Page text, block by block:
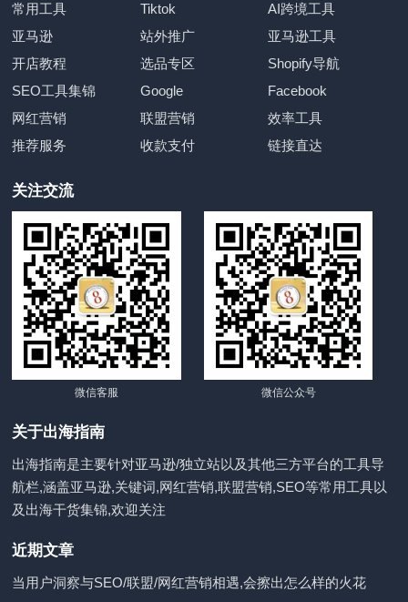
常用工具 Tiktok
AI跨境工具
亚马逊
站外推广
亚马逊工具
开店教程
选品专区
Shopify导航
SEO工具集锦
Google
Facebook
网红营销
联盟营销
效率工具
推荐服务
收款支付 链接直达
关注交流
微信客服 微信公众号
关于出海指南
出海指南是主要针对亚马逊/独立站以及其他三方平台的工具导
航栏,涵盖亚马逊,关键词,网红营销,联盟营销,SEO等常用工具以
及出海干货集锦,欢迎关注
近期文章
当用户洞察与SEO/联盟/网红营销相遇,会擦出怎么样的火花